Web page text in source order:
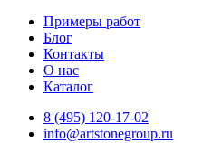
Примеры работ
Блог
Контакты
О нас
Каталог
8 (495) 120-17-02
info@artstonegroup.ru